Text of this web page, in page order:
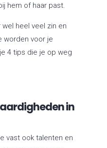
hem of haar past.
heel veel zin en
worden voor je
4 tips die je op weg
in
vast ook talenten en